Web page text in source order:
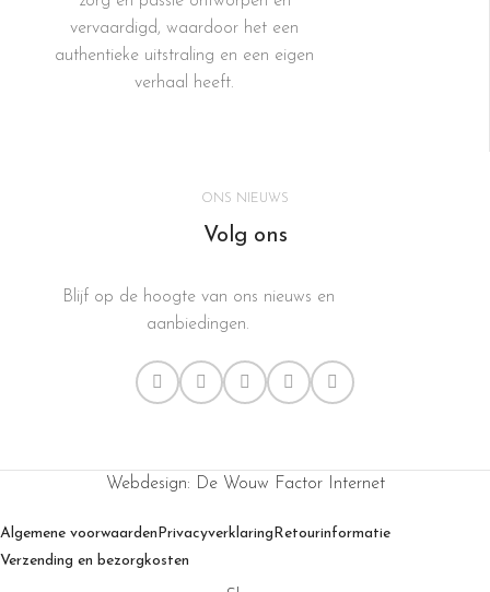
vervaardigd, waardoor het een
authentieke uitstraling en een eigen
verhaal heeft.
ONS NIEUWS
Volg ons
Blijf op de hoogte van ons nieuws en
aanbiedingen.
Webdesign: De Wouw Factor Internet
Algemene voorwaardenPrivacyverklaringRetourinformatie
Verzending en bezorgkosten